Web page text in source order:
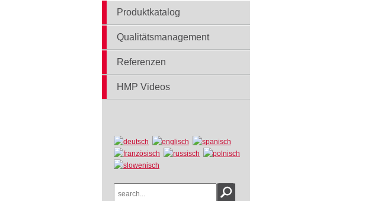
Produktkatalog
Qualitätsmanagement
Referenzen
HMP Videos